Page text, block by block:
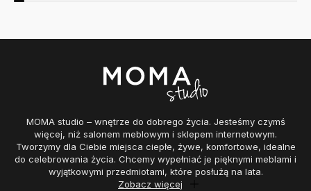
MOMA studio – wnętrze do dobrego życia. Jesteśmy czymś
więcej, niż salonem meblowym i sklepem internetowym.
Tworzymy dla Ciebie miejsca ciepłe, żywe, komfortowe, idealne
do celebrowania życia. Chcemy wypełniać je pięknymi meblami i
wyjątkowymi przedmiotami, które posłużą na lata.
Zobacz więcej